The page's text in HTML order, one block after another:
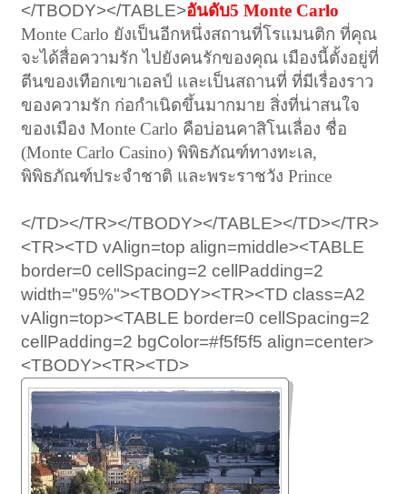
</TBODY></TABLE>อันดับ5 Monte Carlo
Monte Carlo ยังเป็นอีกหนึ่งสถานที่โรแมนติก ที่คุณ
จะได้สื่อความรัก ไปยังคนรักของคุณ เมืองนี้ตั้งอยู่ที่
ตีนของเทือกเขาเอลป์ และเป็นสถานที่ ที่มีเรื่องราว
ของความรัก ก่อกำเนิดขึ้นมากมาย สิ่งที่น่าสนใจ
ของเมือง Monte Carlo คือบ่อนคาสิโนเลื่อง ชื่อ
(Monte Carlo Casino) พิพิธภัณฑ์ทางทะเล,
พิพิธภัณฑ์ประจำชาติ และพระราชวัง Prince
</TD></TR></TBODY></TABLE></TD></TR>
<TR><TD vAlign=top align=middle><TABLE
border=0 cellSpacing=2 cellPadding=2
width="95%"><TBODY><TR><TD class=A2
vAlign=top><TABLE border=0 cellSpacing=2
cellPadding=2 bgColor=#f5f5f5 align=center>
<TBODY><TR><TD>